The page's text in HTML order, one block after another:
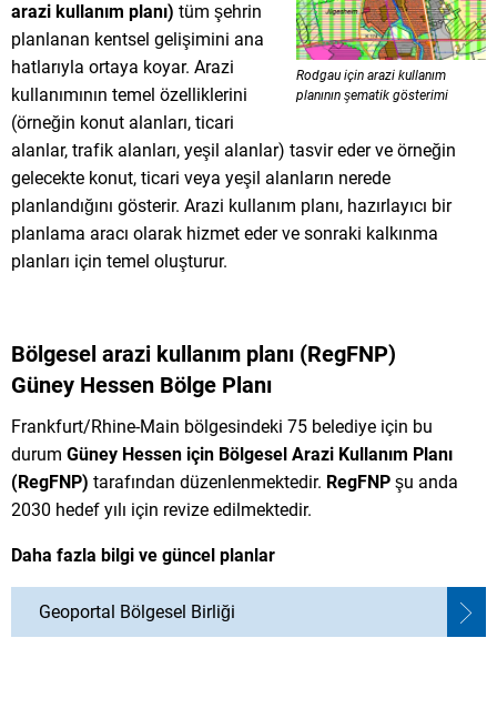
Rodgau için arazi kullanım
planının şematik gösterimi
arazi kullanım planı) tüm şehrin
planlanan kentsel gelişimini ana
hatlarıyla ortaya koyar. Arazi
kullanımının temel özelliklerini
(örneğin konut alanları, ticari
alanlar, trafik alanları, yeşil alanlar) tasvir eder ve örneğin
gelecekte konut, ticari veya yeşil alanların nerede
planlandığını gösterir. Arazi kullanım planı, hazırlayıcı bir
planlama aracı olarak hizmet eder ve sonraki kalkınma
planları için temel oluşturur.
Bölgesel arazi kullanım planı (RegFNP)
Güney Hessen Bölge Planı
Frankfurt/Rhine-Main bölgesindeki 75 belediye için bu
durum Güney Hessen için Bölgesel Arazi Kullanım Planı
(RegFNP) tarafından düzenlenmektedir. RegFNP şu anda
2030 hedef yılı için revize edilmektedir.
Daha fazla bilgi ve güncel planlar
Geoportal Bölgesel Birliği